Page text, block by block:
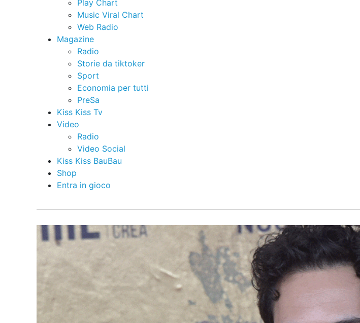
Play Chart
Music Viral Chart
Web Radio
Magazine
Radio
Storie da tiktoker
Sport
Economia per tutti
PreSa
Kiss Kiss Tv
Video
Radio
Video Social
Kiss Kiss BauBau
Shop
Entra in gioco